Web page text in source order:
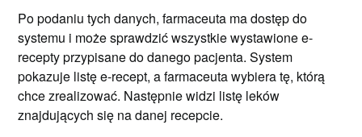
Po podaniu tych danych, farmaceuta ma dostęp do
systemu i może sprawdzić wszystkie wystawione e-
recepty przypisane do danego pacjenta. System
pokazuje listę e-recept, a farmaceuta wybiera tę, którą
chce zrealizować. Następnie widzi listę leków
znajdujących się na danej recepcie.